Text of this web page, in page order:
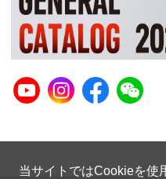
当サイトではCookieを使